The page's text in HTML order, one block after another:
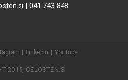
| 041 743 848
LinkedIn YouTube
2015, CELOSTEN.SI